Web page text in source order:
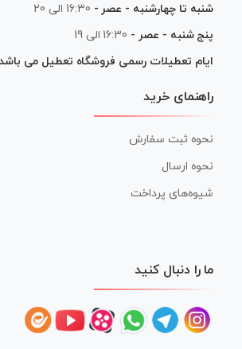
شنبه تا چهارشنبه - عصر - 16:30 الی 20
پنج شنبه - عصر - 16:30 الی 19
ایام تعطیلات رسمی فروشگاه تعطیل می باشد
راهنمای خرید
نحوه ثبت سفارش
نحوه ارسال
شیوه‌های پرداخت
ما را دنبال کنید